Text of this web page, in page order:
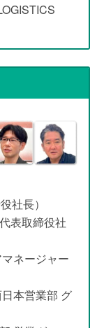
社長）
表取締役社
ネージャー
本営業部 グ